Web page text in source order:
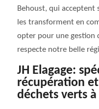
Behoust, qui acceptent
les transforment en
opter pour une gestion
respecte notre belle
JH Elagage:
récupération
déchets verts à